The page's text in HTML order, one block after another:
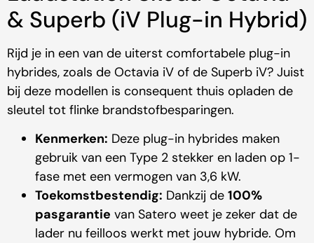
& Superb (iV Plug-in Hybrid)
Rijd je in een van de uiterst comfortabele plug-in
hybrides, zoals de Octavia iV of de Superb iV? Juist
bij deze modellen is consequent thuis opladen de
sleutel tot flinke brandstofbesparingen.
Kenmerken: Deze plug-in hybrides maken
gebruik van een Type 2 stekker en laden op 1-
fase met een vermogen van 3,6 kW.
Toekomstbestendig: Dankzij de 100%
pasgarantie van Satero weet je zeker dat de
lader nu feilloos werkt met jouw hybride. Om